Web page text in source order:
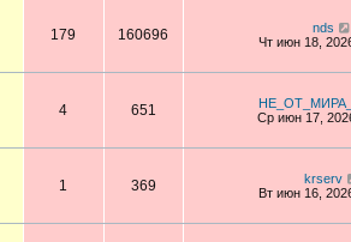
179 160696
nds
Чт июн 18,
4 651
Ср июн 17,
1 369
krserv
Вт июн 16,